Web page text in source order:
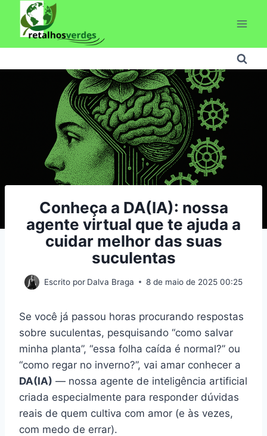
para
Conheça a DA(IA): nossa
agente virtual que te ajuda a
cuidar melhor das suas
suculentas
Escrito por Dalva Braga 8 de maio de 2025 00:25
Se você já passou horas procurando respostas
sobre suculentas, pesquisando “como salvar
minha planta”, “essa folha caída é normal?” ou
“como regar no inverno?”, vai amar conhecer a
DA(IA) — nossa agente de inteligência artificial
criada especialmente para responder dúvidas
reais de quem cultiva com amor (e às vezes,
com medo de errar).